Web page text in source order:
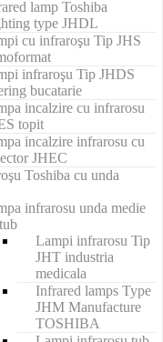
lamp Toshiba
type JHDL
cu infraroşu Tip JHS
infraroşu Tip JHDS
bucatarie
incalzire cu infrarosu
topit
incalzire infrarosu cu
JHEC
Toshiba cu unda
infrarosu unda medie
Lampi infrarosu Tip
JHT industria
medicala
Infrared lamps Type
JHM Manufacture
TOSHIBA